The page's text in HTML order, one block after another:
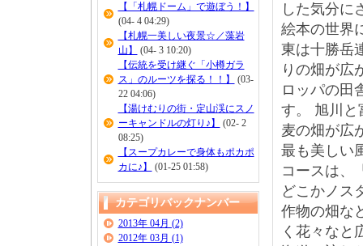
【「札幌ドーム」で遊ぼう！】
(04- 4 04:29)
【札幌一美しい夜景☆／藻岩
山】
(04- 3 10:20)
【伝統を受け継ぐ「小樽ガラ
ス」のルーツを探る！！】
(03-
22 04:06)
【湯けむりの街・定山渓にスノ
ーキャンドルの灯り♪】
(02- 2
08:25)
【スープカレーで身体もポカポ
カに♪】
(01-25 01:58)
カテゴリバックナンバー
2013年 04月 (2)
2012年 03月 (1)
した気分に
絵本の世界
東は十勝岳
りの畑が広
ロッパの田
す。 旭川と
麦の畑が広
最も美しい
コースは、
どこかノス
作物の畑な
く花々なと